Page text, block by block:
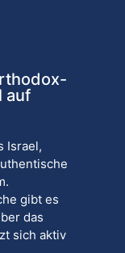
auf
Israel,
gibt es
das
sich aktiv